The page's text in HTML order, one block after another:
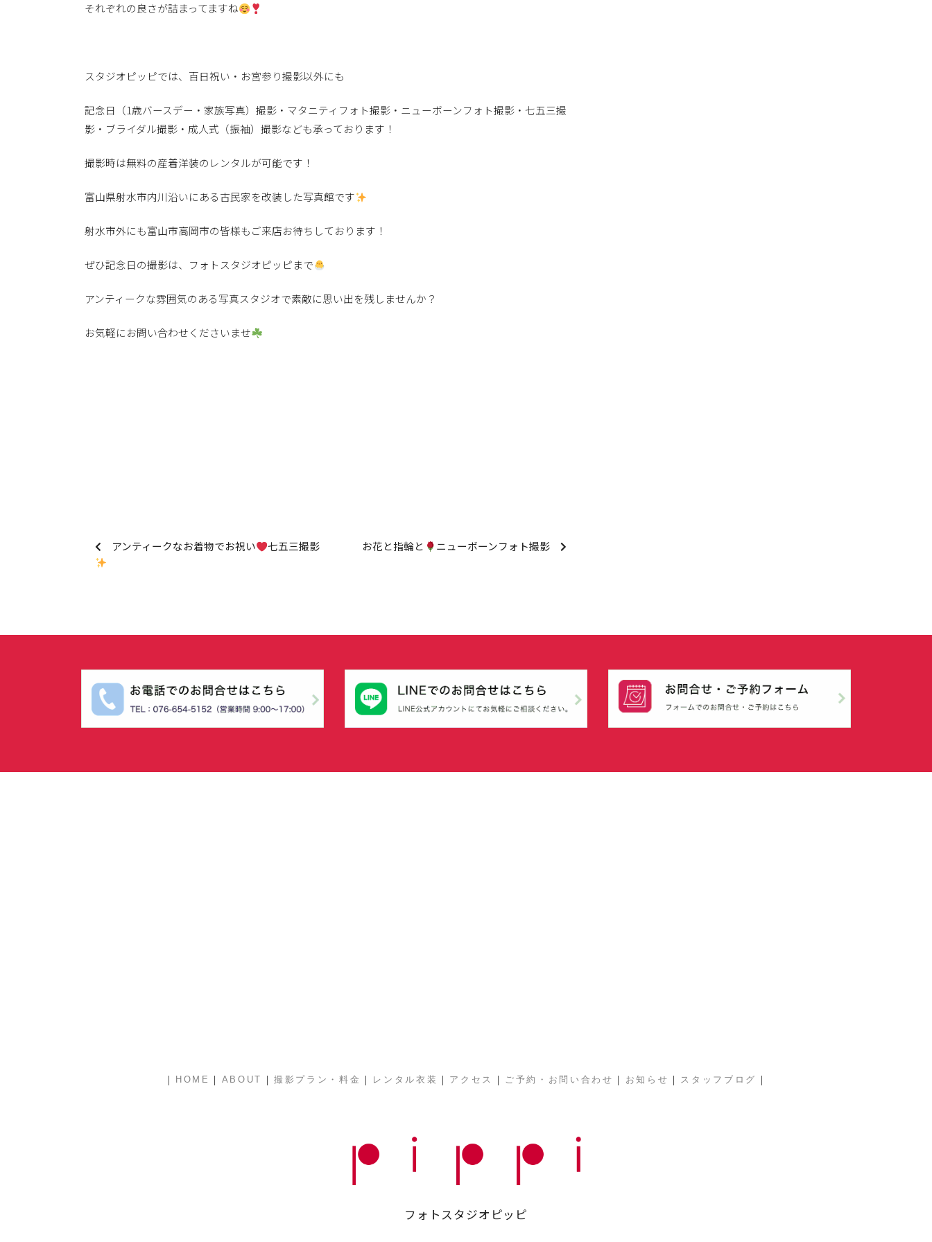
それぞれの良さが詰まってますね
スタジオピッピでは、百日祝い・お宮参り撮影以外にも
記念日（1歳バースデー・家族写真）撮影・マタニティフォト撮影・ニューボーンフォト撮影・七五三撮
影・ブライダル撮影・成人式（振袖）撮影なども承っております！
撮影時は無料の産着洋装のレンタルが可能です！
富山県射水市内川沿いにある古民家を改装した写真館です
射水市外にも富山市高岡市の皆様もご来店お待ちしております！
ぜひ記念日の撮影は、フォトスタジオピッピまで
アンティークな雰囲気のある写真スタジオで素敵に思い出を残しませんか？
お気軽にお問い合わせくださいませ
アンティークなお着物でお祝い 七五三撮影 お花と指輪と ニューボーンフォト撮影
| HOME | ABOUT | 撮影プラン・料金 | レンタル衣装 | アクセス | ご予約・お問い合わせ | お知らせ | スタッフブログ |
フォトスタジオピッピ